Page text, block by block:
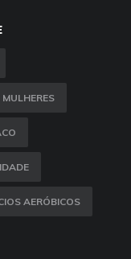
AERÓBICOS